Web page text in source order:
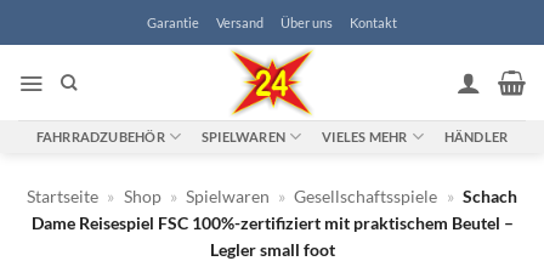
Garantie Versand Über uns Kontakt
FAHRRADZUBEHÖR SPIELWAREN VIELES MEHR HÄNDLER
Startseite » Shop » Spielwaren » Gesellschaftsspiele » Schach
Dame Reisespiel FSC 100%-zertifiziert mit praktischem Beutel –
Legler small foot